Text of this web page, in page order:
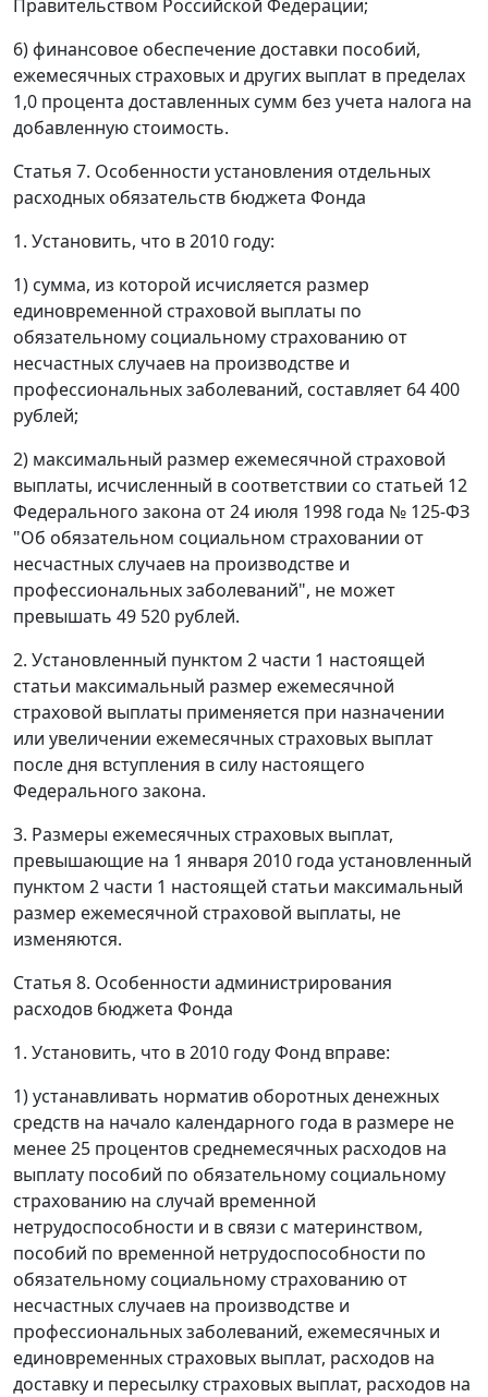
Правительством Российской Федерации;
6) финансовое обеспечение доставки пособий,
ежемесячных страховых и других выплат в пределах
1,0 процента доставленных сумм без учета налога на
добавленную стоимость.
Статья 7. Особенности установления отдельных
расходных обязательств бюджета Фонда
1. Установить, что в 2010 году:
1) сумма, из которой исчисляется размер
единовременной страховой выплаты по
обязательному социальному страхованию от
несчастных случаев на производстве и
профессиональных заболеваний, составляет 64 400
рублей;
2) максимальный размер ежемесячной страховой
выплаты, исчисленный в соответствии со статьей 12
Федерального закона от 24 июля 1998 года № 125-ФЗ
"Об обязательном социальном страховании от
несчастных случаев на производстве и
профессиональных заболеваний", не может
превышать 49 520 рублей.
2. Установленный пунктом 2 части 1 настоящей
статьи максимальный размер ежемесячной
страховой выплаты применяется при назначении
или увеличении ежемесячных страховых выплат
после дня вступления в силу настоящего
Федерального закона.
3. Размеры ежемесячных страховых выплат,
превышающие на 1 января 2010 года установленный
пунктом 2 части 1 настоящей статьи максимальный
размер ежемесячной страховой выплаты, не
изменяются.
Статья 8. Особенности администрирования
расходов бюджета Фонда
1. Установить, что в 2010 году Фонд вправе:
1) устанавливать норматив оборотных денежных
средств на начало календарного года в размере не
менее 25 процентов среднемесячных расходов на
выплату пособий по обязательному социальному
страхованию на случай временной
нетрудоспособности и в связи с материнством,
пособий по временной нетрудоспособности по
обязательному социальному страхованию от
несчастных случаев на производстве и
профессиональных заболеваний, ежемесячных и
единовременных страховых выплат, расходов на
доставку и пересылку страховых выплат, расходов на